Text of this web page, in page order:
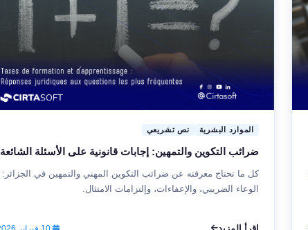
الموارد البشرية نص تشريعي
ضرائب التكوين والتمهين: إجابات قانونية على الأسئلة الشائعة
كل ما تحتاج معرفته عن ضرائب التكوين المهني والتمهين في الجزائر:
الوعاء الضريبي، والإعفاءات، وإلتزامات الامتثال.